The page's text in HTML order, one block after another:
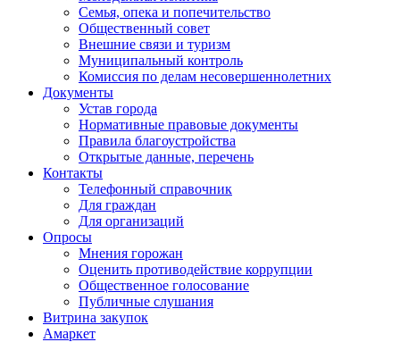
Семья, опека и попечительство
Общественный совет
Внешние связи и туризм
Муниципальный контроль
Комиссия по делам несовершеннолетних
Документы
Устав города
Нормативные правовые документы
Правила благоустройства
Открытые данные, перечень
Контакты
Телефонный справочник
Для граждан
Для организаций
Опросы
Мнения горожан
Оценить противодействие коррупции
Общественное голосование
Публичные слушания
Витрина закупок
Амаркет